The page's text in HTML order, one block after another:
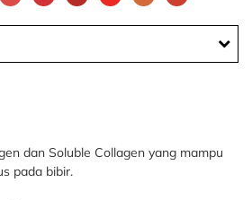
dan Soluble Collagen yang mampu
pada bibir.